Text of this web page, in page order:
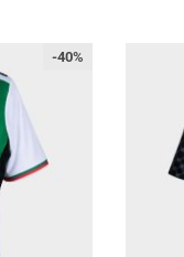
-40%